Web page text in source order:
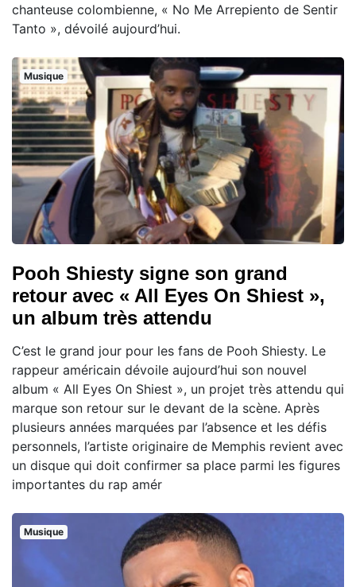
chanteuse colombienne, « No Me Arrepiento de Sentir
Tanto », dévoilé aujourd’hui.
Musique
Pooh Shiesty signe son grand
retour avec « All Eyes On Shiest »,
un album très attendu
C’est le grand jour pour les fans de Pooh Shiesty. Le
rappeur américain dévoile aujourd’hui son nouvel
album « All Eyes On Shiest », un projet très attendu qui
marque son retour sur le devant de la scène. Après
plusieurs années marquées par l’absence et les défis
personnels, l’artiste originaire de Memphis revient avec
un disque qui doit confirmer sa place parmi les figures
importantes du rap amér
Musique